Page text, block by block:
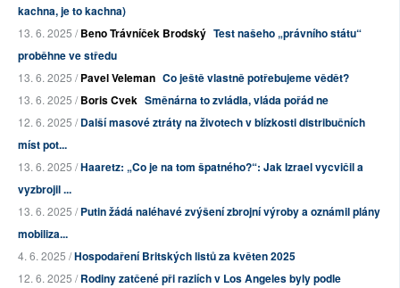
kachna, je to kachna)
13. 6. 2025 /Beno Trávníček Brodský Test našeho „právního státu“
proběhne ve středu
13. 6. 2025 /Pavel Veleman Co ještě vlastně potřebujeme vědět?
13. 6. 2025 /Boris Cvek Směnárna to zvládla, vláda pořád ne
12. 6. 2025 /Další masové ztráty na životech v blízkosti distribučních
míst pot...
13. 6. 2025 /Haaretz: „Co je na tom špatného?“: Jak Izrael vycvičil a
vyzbrojil ...
13. 6. 2025 /Putin žádá naléhavé zvýšení zbrojní výroby a oznámil plány
mobiliza...
4. 6. 2025 /Hospodaření Britských listů za květen 2025
12. 6. 2025 /Rodiny zatčené při raziích v Los Angeles byly podle